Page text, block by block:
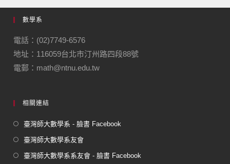
e
b
o
o
k
gr
m
數學系
電話：(02)7749-6576
地址：116059台北市汀州路四段88號
電郵：math@ntnu.edu.tw
相關連結
臺灣師大數學系 - 臉書 Facebook
臺灣師大數學系友會
臺灣師大數學系系友會 - 臉書 Facebook